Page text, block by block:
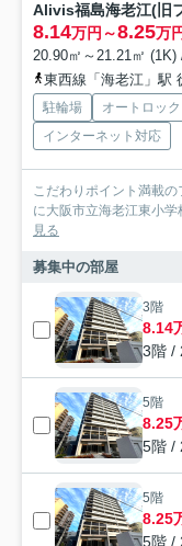
8.14万円～8.25万
20.90㎡～21.21㎡ (1K)
東西線「海老江」駅
駐輪場 オートロック
インターネット対応
こだわりポイント満載
に大阪市立海老江東小
見る
募集中の部屋
3階
8.14
3階 /
5階
8.25
5階 /
5階
8.25
5階 /